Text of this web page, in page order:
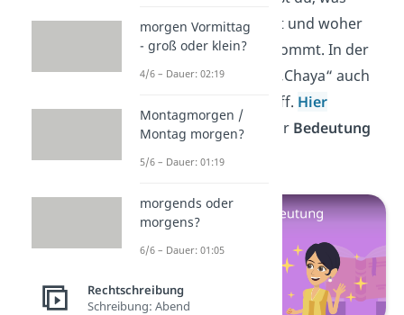
„Talahon“ bedeutet und woher
der TikTok-Trend kommt. In der
Jugendsprache ist „Chaya“ auch
ein wichtiger Begriff. Hier
erfährst du alles zur Bedeutung
von
Chaya
morgen Vormittag
- groß oder klein?
4/6 – Dauer: 02:19
Montagmorgen /
Montag morgen?
5/6 – Dauer: 01:19
morgends oder
morgens?
6/6 – Dauer: 01:05
Rechtschreibung
Schreibung: Abend